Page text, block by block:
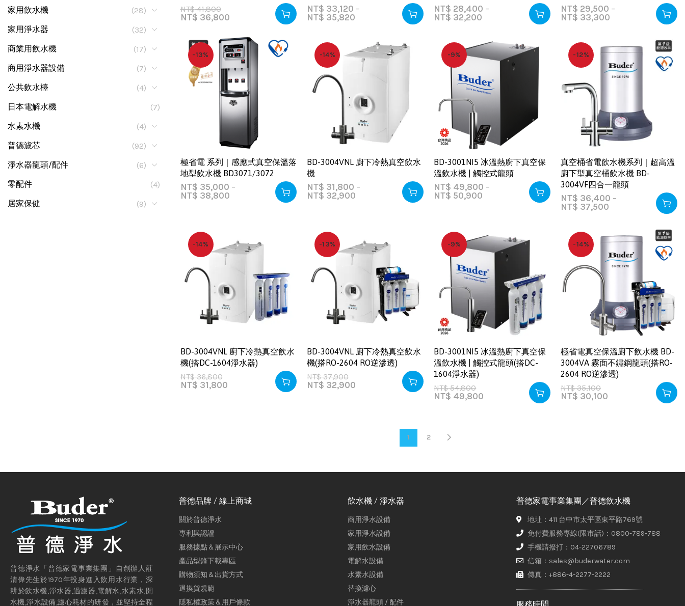
家用飲水機
(28)
家用淨水器
(32)
商業用飲水機
(17)
商用淨水器設備
(7)
公共飲水檯
(4)
日本電解水機
(7)
水素水機
(4)
普德濾芯
(92)
淨水器龍頭/配件
(6)
零配件
(4)
居家保健
(9)
NT$41,800
NT$ 36,800
NT$ 33,120 –
NT$ 35,820
NT$ 28,400 –
NT$ 32,200
NT$ 29,500 –
NT$ 33,300
-13%
極省電 系列｜感應式真空保溫落
地型飲水機 BD3071/3072
NT$ 35,000 –
NT$ 38,800
-14%
BD-3004VNL 廚下冷熱真空飲水
機
NT$ 31,800 –
NT$ 32,900
-9%
BD-3001NI5 冰溫熱廚下真空保
溫飲水機 | 觸控式龍頭
NT$ 49,800 –
NT$ 50,900
-12%
真空桶省電飲水機系列｜超高溫
廚下型真空桶飲水機 BD-
3004VF四合一龍頭
NT$ 36,400 –
NT$ 37,500
-14%
BD-3004VNL 廚下冷熱真空飲水
機(搭DC-1604淨水器)
NT$36,800
NT$ 31,800
-13%
BD-3004VNL 廚下冷熱真空飲水
機(搭RO-2604 RO逆滲透)
NT$37,900
NT$ 32,900
-9%
BD-3001NI5 冰溫熱廚下真空保
溫飲水機 | 觸控式龍頭(搭DC-
1604淨水器)
NT$54,800
NT$ 49,800
-14%
極省電真空保溫廚下飲水機 BD-
3004VA 霧面不鏽鋼龍頭(搭RO-
2604 RO逆滲透)
NT$35,100
NT$ 30,100
1 2
普德淨水「普德家電事業集團」自創辦人莊
清偉先生於1970年投身進入飲用水行業，深
耕於飲水機,淨水器,過濾器,電解水,水素水,開
水機,淨水設備,濾心耗材的研發，並堅持全程
普德品牌 / 線上商城
關於普德淨水
專利與認證
服務據點＆展示中心
產品型錄下載專區
購物須知＆出貨方式
退換貨規範
隱私權政策＆用戶條款
飲水機 / 淨水器
商用淨水設備
家用淨水設備
家用飲水設備
電解水設備
水素水設備
替換濾心
淨水器龍頭 / 配件
普德家電事業集團／普德飲水機
地址：411 台中市太平區東平路769號
免付費服務專線(限市話)：0800-789-788
手機請撥打：04-22706789
信箱：sales@buderwater.com
傳真：+886-4-2277-2222
服務時間